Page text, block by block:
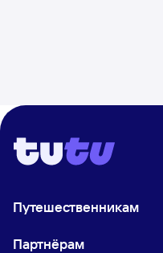
Путешественникам
Партнёрам